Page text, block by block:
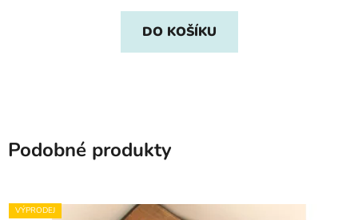
DO KOŠÍKU
Podobné produkty
VÝPRODEJ